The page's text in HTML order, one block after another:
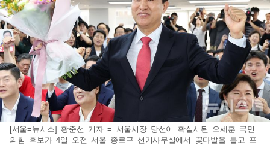
[서울=뉴시스] 황준선 기자 = 서울시장 당선이 확실시된 오세훈 국민
의힘 후보가 4일 오전 서울 종로구 선거사무실에서 꽃다발을 들고 포